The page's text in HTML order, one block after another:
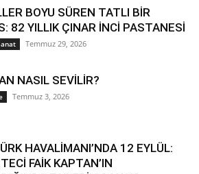
BOYU SÜREN TATLI BİR
82 YILLIK ÇINAR İNCİ PASTANESİ
Temmuz 29, 2026
NASIL SEVİLİR?
Temmuz 3, 2026
HAVALİMANI’NDA 12 EYLÜL:
FAİK KAPTAN’IN